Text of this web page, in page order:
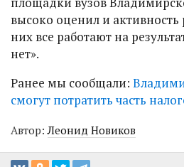
высоко оценил и активность
них все работают на
нет».
Ранее мы сообщали:
смогут потратить часть
Автор:Леонид Новиков